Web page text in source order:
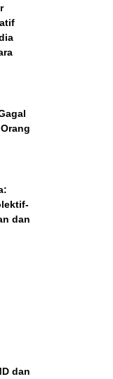
dan
dan